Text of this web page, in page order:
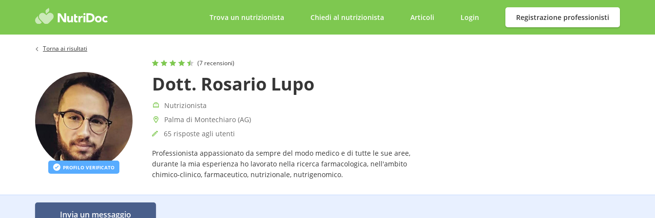
Trova un nutrizionista Chiedi al nutrizionista Articoli Login Registrazione professionisti
Torna ai risultati
PROFILO VERIFICATO
(7 recensioni)
Dott. Rosario Lupo
Nutrizionista
Palma di Montechiaro (AG)
65 risposte agli utenti
Professionista appassionato da sempre del modo medico e di tutte le sue aree,
durante la mia esperienza ho lavorato nella ricerca farmacologica, nell'ambito
chimico-clinico, farmaceutico, nutrizionale, nutrigenomico.
Invia un messaggio